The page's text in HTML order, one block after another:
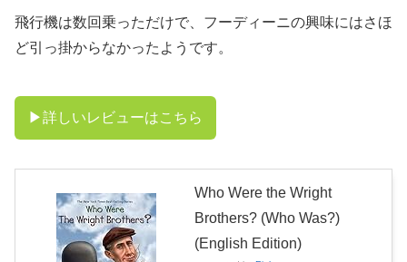
飛行機は数回乗っただけで、フーディーニの興味にはさほ
ど引っ掛からなかったようです。
▶︎詳しいレビューはこちら
Who Were the Wright
Brothers? (Who Was?)
(English Edition)